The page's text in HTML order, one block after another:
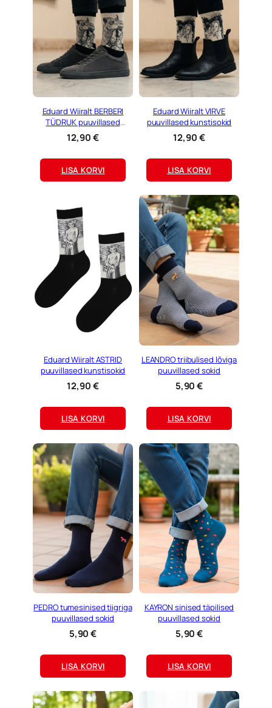
Eduard Wiiralt BERBERI
TÜDRUK puuvillased
kunstisokid
12,90€
LISA KORVI
Eduard Wiiralt VIRVE
puuvillased kunstisokid
12,90€
LISA KORVI
Eduard Wiiralt ASTRID
puuvillased kunstisokid
12,90€
LISA KORVI
LEANDRO triibulised lõviga
puuvillased sokid
5,90€
LISA KORVI
PEDRO tumesinised tiigriga
puuvillased sokid
5,90€
LISA KORVI
KAYRON sinised täpilised
puuvillased sokid
5,90€
LISA KORVI